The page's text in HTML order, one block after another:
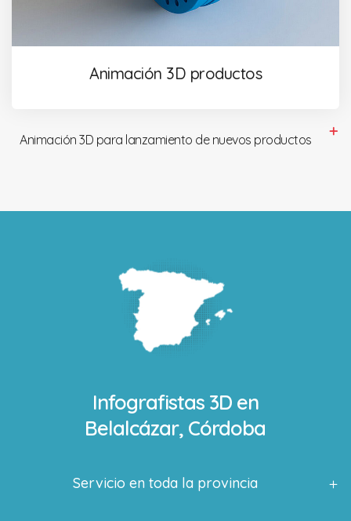
Animación 3D productos
Animación 3D para lanzamiento de nuevos productos
Infografistas 3D en
Belalcázar, Córdoba
Servicio en toda la provincia